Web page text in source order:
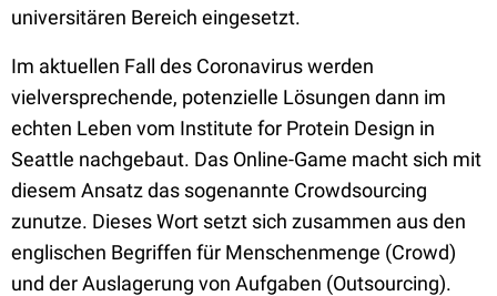
universitären Bereich eingesetzt.
Im aktuellen Fall des Coronavirus werden
vielversprechende, potenzielle Lösungen dann im
echten Leben vom Institute for Protein Design in
Seattle nachgebaut. Das Online-Game macht sich mit
diesem Ansatz das sogenannte Crowdsourcing
zunutze. Dieses Wort setzt sich zusammen aus den
englischen Begriffen für Menschenmenge (Crowd)
und der Auslagerung von Aufgaben (Outsourcing).